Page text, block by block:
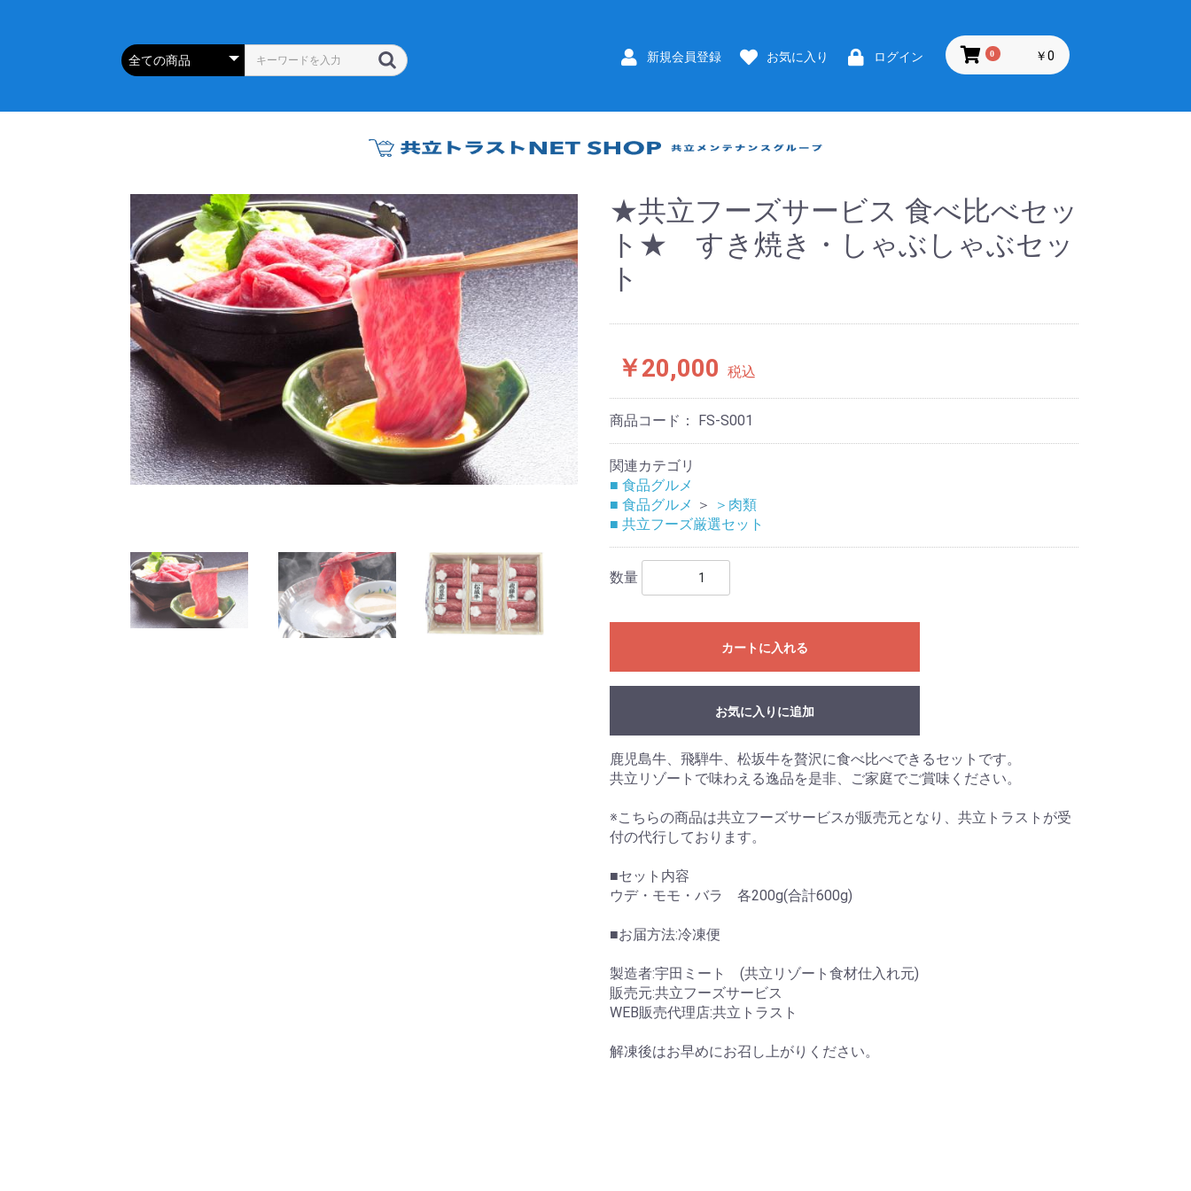
新規会員登録 お気に入り ログイン 0 ￥0
★共立フーズサービス 食べ比べセッ
ト★ すき焼き・しゃぶしゃぶセッ
ト
￥20,000 税込
商品コード： FS-S001
関連カテゴリ
■ 食品グルメ
■ 食品グルメ ＞
＞肉類
■ 共立フーズ厳選セット
数量
カートに入れる
お気に入りに追加
鹿児島牛、飛騨牛、松坂牛を贅沢に食べ比べできるセットです。
共立リゾートで味わえる逸品を是非、ご家庭でご賞味ください。
※こちらの商品は共立フーズサービスが販売元となり、共立トラストが受
付の代行しております。
■セット内容
ウデ・モモ・バラ 各200g(合計600g)
■お届方法:冷凍便
製造者:宇田ミート (共立リゾート食材仕入れ元)
販売元:共立フーズサービス
WEB販売代理店:共立トラスト
解凍後はお早めにお召し上がりください。